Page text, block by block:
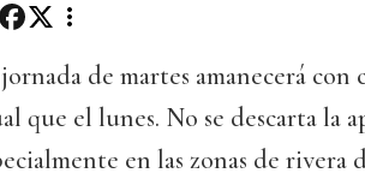
de martes amanecerá con
que el lunes. No se descarta la
en las zonas de